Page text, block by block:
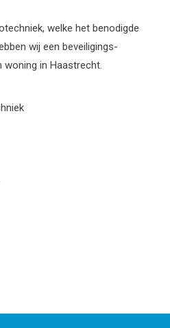
welke het benodigde
wij een beveiligings-
in Haastrecht.